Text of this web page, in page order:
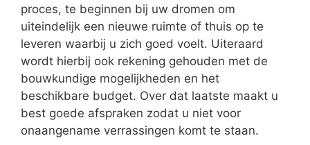
proces, te beginnen bij uw dromen om
uiteindelijk een nieuwe ruimte of thuis op te
leveren waarbij u zich goed voelt. Uiteraard
wordt hierbij ook rekening gehouden met de
bouwkundige mogelijkheden en het
beschikbare budget. Over dat laatste maakt u
best goede afspraken zodat u niet voor
onaangename verrassingen komt te staan.